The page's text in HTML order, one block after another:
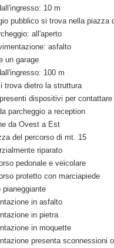
10 m
pubblico si trova nella piazza
all'aperto
asfalto
un garage
100 m
trova dietro la struttura
dispositivi per
parcheggio a reception
da Ovest a Est
del percorso di mt. 15
riparato
pedonale e veicolare
protetto con marciapiede
pianeggiante
in asfalto
in pietra
in moquette
presenta sconnessioni